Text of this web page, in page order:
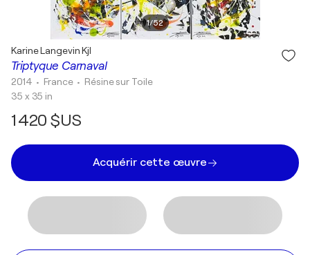
1/52
Triptyque Carnaval
Karine Langevin Kjl
2014 • France • Résine sur Toile
35 x 35 in
1 420 $US
Acquérir cette œuvre